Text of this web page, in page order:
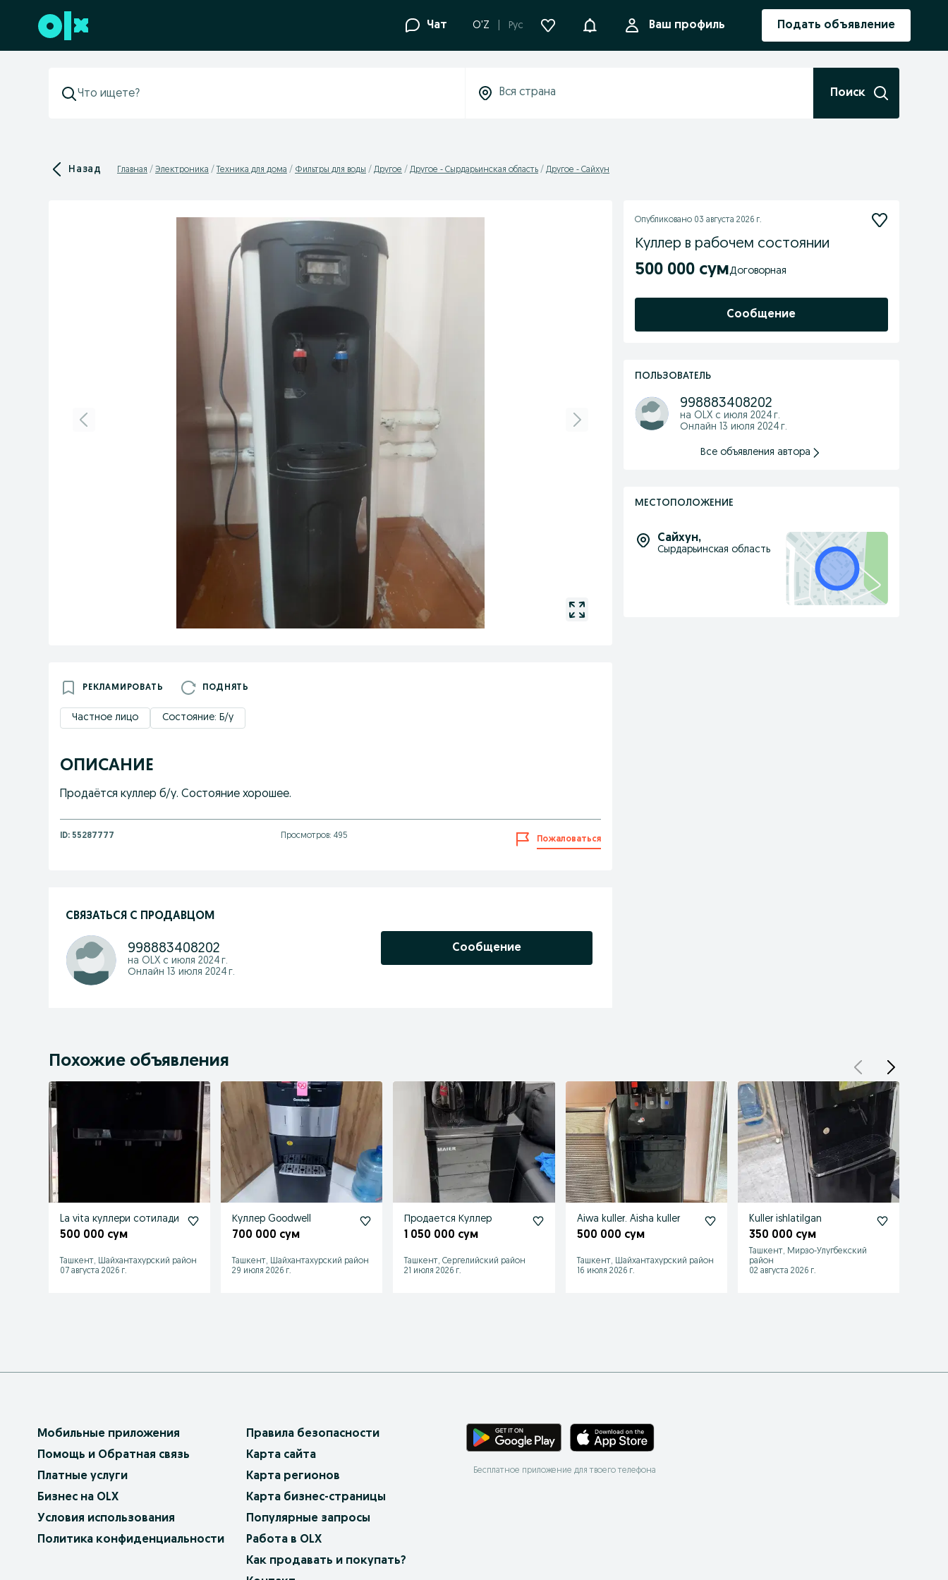
Перейти к нижнему колонтитулу Чат O'Z Рус УведомленияВаш профиль Подать объявление
Поиск
Назад Главная Электроника Техника для дома Фильтры для воды Другое Другое - Сырдарьинская область Другое - Сайхун
РЕКЛАМИРОВАТЬ ПОДНЯТЬ
Частное лицо Состояние: Б/у
ОПИСАНИЕ
Продаётся куллер б/у. Состояние хорошее.
ID: 55287777 Просмотров: 495 Пожаловаться
СВЯЗАТЬСЯ С ПРОДАВЦОМ
998883408202
на OLX с июля 2024 г.
Онлайн 13 июля 2024 г.
Сообщение
Опубликовано 03 августа 2026 г.
Куллер в рабочем состоянии
500 000 сум Договорная
Сообщение
ПОЛЬЗОВАТЕЛЬ
998883408202
на OLX с июля 2024 г.
Онлайн 13 июля 2024 г.
Все объявления автора
МЕСТОПОЛОЖЕНИЕ
Сайхун,
Сырдарьинская область
Похожие объявления
La vita куллери сотилади
500 000 сум
Ташкент, Шайхантахурский район
07 августа 2026 г.
Куллер Goodwell
700 000 сум
Ташкент, Шайхантахурский район
29 июля 2026 г.
Продается Куллер
1 050 000 сум
Ташкент, Сергелийский район
21 июля 2026 г.
Aiwa kuller. Aisha kuller
500 000 сум
Ташкент, Шайхантахурский район
16 июля 2026 г.
Kuller ishlatilgan
350 000 сум
Ташкент, Мирзо-Улугбекский
район
02 августа 2026 г.
Мобильные приложения
Помощь и Обратная связь
Платные услуги
Бизнес на OLX
Условия использования
Политика конфиденциальности
Правила безопасности
Карта сайта
Карта регионов
Карта бизнес-страницы
Популярные запросы
Работа в OLX
Как продавать и покупать?
Бесплатное приложение для твоего телефона